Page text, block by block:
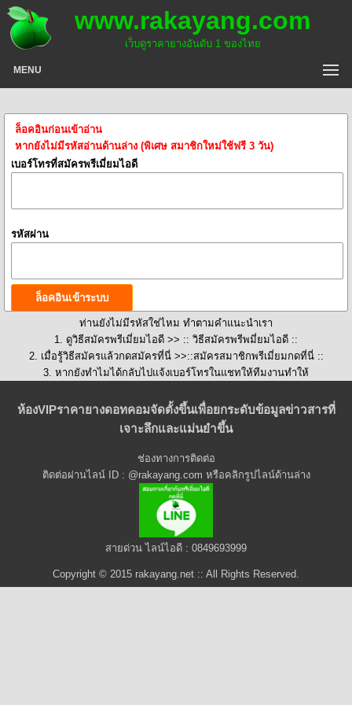
www.rakayang.com
เว็บดูราคายางอันดับ 1 ของไทย
MENU
ล็อคอินก่อนเข้าอ่าน
หากยังไม่มีรหัสอ่านด้านล่าง (พิเศษ สมาชิกใหม่ใช้ฟรี 3 วัน)
เบอร์โทรที่สมัครพรีเมี่ยมไอดี
รหัสผ่าน
ท่านยังไม่มีรหัสใช่ไหม ทำตามคำแนะนำเรา
1. ดูวิธีสมัครพรีเมี่ยมไอดี >> :: วิธีสมัครพรีพมี่ยมไอดี ::
2. เมื่อรู้วิธีสมัครแล้วกดสมัครที่นี่ >>::สมัครสมาชิกพรีเมี่ยมกดที่นี่ ::
3. หากยังทำไมได้กลับไปแจ้งเบอร์โทรในแชทให้ทีมงานทำให้
ห้องVIPราคายางดอทคอมจัดตั้งขึ้นเพื่อยกระดับข้อมูลข่าวสารที่
เจาะลึกและแม่นยำขึ้น
ช่องทางการติดต่อ
ติดต่อผ่านไลน์ ID : @rakayang.com หรือคลิกรูปไลน์ด้านล่าง
สายด่วน ไลน์ไอดี : 0849693999
Copyright © 2015 rakayang.net :: All Rights Reserved.